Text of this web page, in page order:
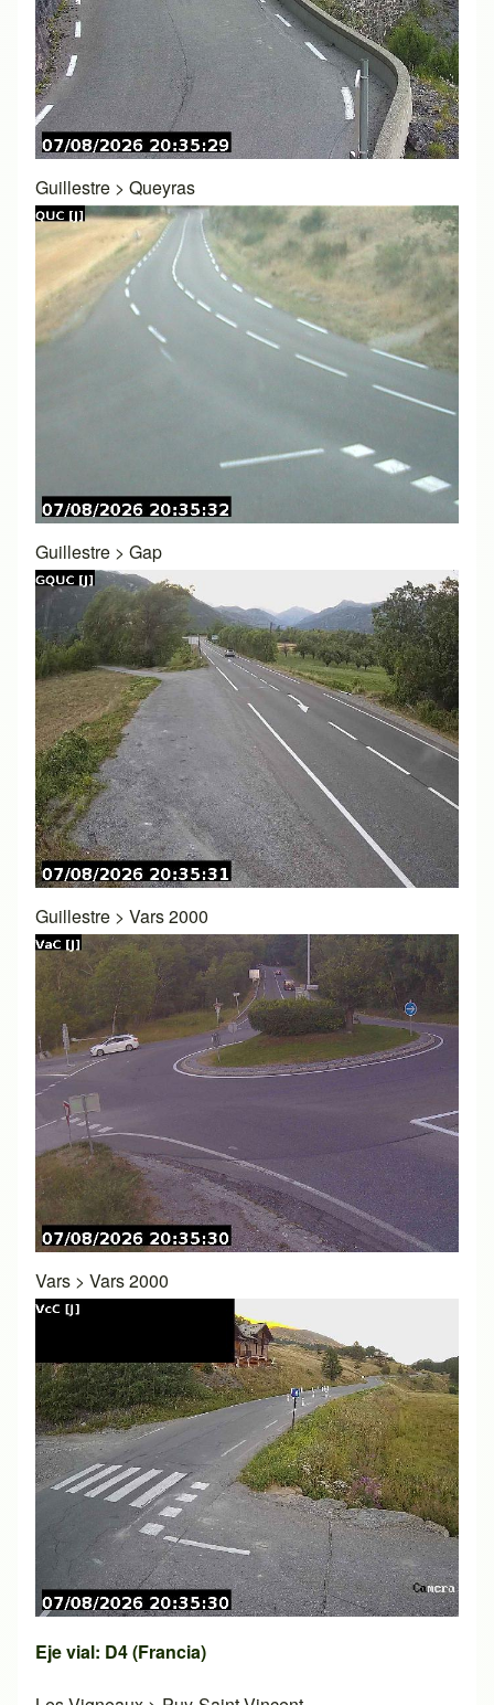
Guillestre > Queyras
Guillestre > Gap
Guillestre > Vars 2000
Vars > Vars 2000
Eje vial: D4 (Francia)